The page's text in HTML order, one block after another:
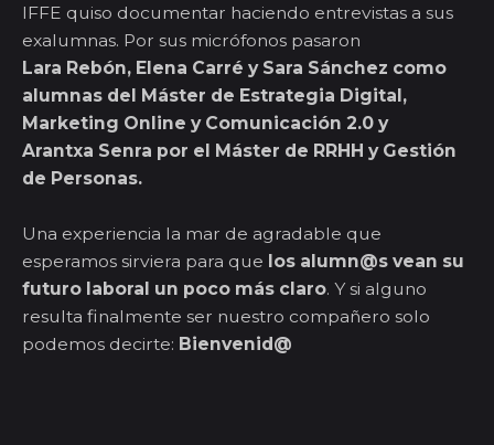
IFFE quiso documentar haciendo entrevistas a sus
exalumnas. Por sus micrófonos pasaron
Lara Rebón, Elena Carré y Sara Sánchez como
alumnas del Máster de Estrategia Digital,
Marketing Online y Comunicación 2.0 y
Arantxa Senra por el Máster de RRHH y Gestión
de Personas.
Una experiencia la mar de agradable que
esperamos sirviera para que los alumn@s vean su
futuro laboral un poco más claro. Y si alguno
resulta finalmente ser nuestro compañero solo
podemos decirte: Bienvenid@